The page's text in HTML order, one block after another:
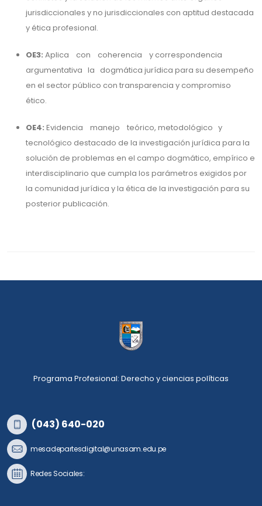
jurisdiccionales y no jurisdiccionales con aptitud destacada
y ética profesional.
OE3: Aplica con coherencia y correspondencia
argumentativa la dogmática jurídica para su desempeño
en el sector público con transparencia y compromiso
ético.
OE4: Evidencia manejo teórico, metodológico y
tecnológico destacado de la investigación jurídica para la
solución de problemas en el campo dogmático, empírico e
interdisciplinario que cumpla los parámetros exigidos por
la comunidad jurídica y la ética de la investigación para su
posterior publicación.
Programa Profesional: Derecho y ciencias políticas
(043) 640-020
mesadepartesdigital@unasam.edu.pe
Redes Sociales: